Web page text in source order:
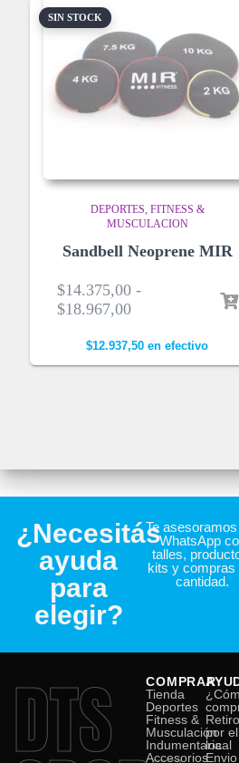
SIN STOCK
DEPORTES FITNESS &
MUSCULACION
Sandbell Neoprene MIR
$14.375,00 -
$18.967,00
$12.937,50 en efectivo
¿Necesitás
ayuda
para
elegir?
Te
WhatsApp
talles,
kits y compras
cantidad.
DTS
COMPRAR
Tienda
Deportes
Fitness &
Musculación
Indumentaria
Accesorios
por el
local